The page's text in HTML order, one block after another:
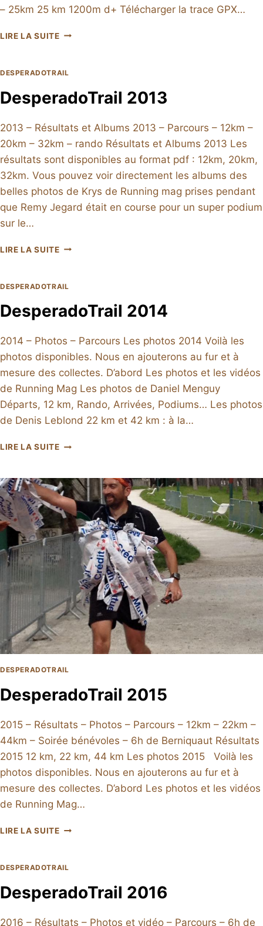
– 25km 25 km 1200m d+ Télécharger la trace GPX…
LIRE LA SUITEDESPERADOTRAIL
DESPERADOTRAIL
DesperadoTrail 2013
2013 – Résultats et Albums 2013 – Parcours – 12km –
20km – 32km – rando Résultats et Albums 2013 Les
résultats sont disponibles au format pdf : 12km, 20km,
32km. Vous pouvez voir directement les albums des
belles photos de Krys de Running mag prises pendant
que Remy Jegard était en course pour un super podium
sur le…
LIRE LA SUITEDESPERADOTRAIL
DESPERADOTRAIL
DesperadoTrail 2014
2014 – Photos – Parcours Les photos 2014 Voilà les
photos disponibles. Nous en ajouterons au fur et à
mesure des collectes. D’abord Les photos et les vidéos
de Running Mag Les photos de Daniel Menguy
Départs, 12 km, Rando, Arrivées, Podiums… Les photos
de Denis Leblond 22 km et 42 km : à la…
LIRE LA SUITEDESPERADOTRAIL
DESPERADOTRAIL
DesperadoTrail 2015
2015 – Résultats – Photos – Parcours – 12km – 22km –
44km – Soirée bénévoles – 6h de Berniquaut Résultats
2015 12 km, 22 km, 44 km Les photos 2015 Voilà les
photos disponibles. Nous en ajouterons au fur et à
mesure des collectes. D’abord Les photos et les vidéos
de Running Mag…
LIRE LA SUITEDESPERADOTRAIL
DESPERADOTRAIL
DesperadoTrail 2016
2016 – Résultats – Photos et vidéo – Parcours – 6h de